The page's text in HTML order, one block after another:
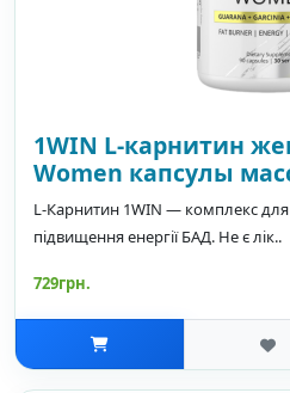
1WIN L-карнитин
Women капсулы
L-Карнитин 1WIN — комплекс
підвищення енергії БАД. Не є лік..
729грн.